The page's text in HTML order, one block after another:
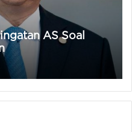
AS Soal